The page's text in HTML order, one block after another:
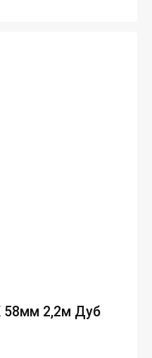
58мм 2,2м Дуб